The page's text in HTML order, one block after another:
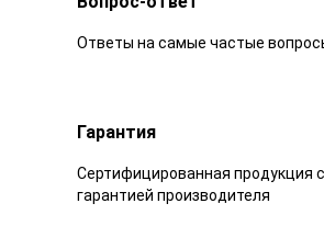
Ответы на самые частые
Гарантия
Сертифицированная продукция
гарантией производителя